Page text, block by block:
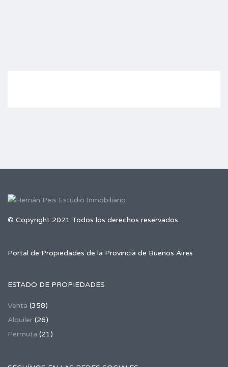
© Copyright 2021 Todos los derechos reservados
Portal de Propiedades de la Provincia de Buenos Aires
ESTADO DE PROPIEDADES
Venta (358)
Alquiler (26)
Permuta (21)